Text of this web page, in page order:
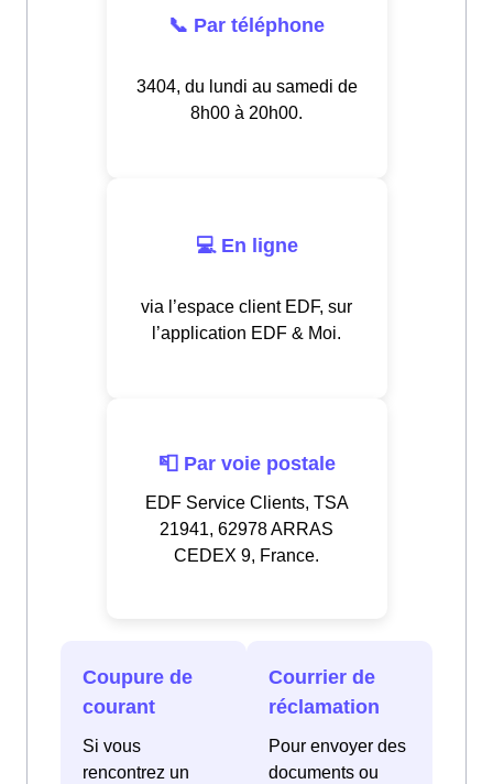
📞 Par téléphone
3404, du lundi au samedi de
8h00 à 20h00.
💻 En ligne
via l’espace client EDF, sur
l’application EDF & Moi.
📮 Par voie postale
EDF Service Clients, TSA
21941, 62978 ARRAS
CEDEX 9, France.
Coupure de
courant
Si vous
rencontrez un
Courrier de
réclamation
Pour envoyer des
documents ou